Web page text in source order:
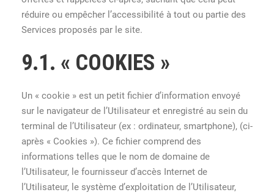
réduire ou empêcher l’accessibilité à tout ou partie des
Services proposés par le site.
9.1. « COOKIES »
Un « cookie » est un petit fichier d’information envoyé
sur le navigateur de l’Utilisateur et enregistré au sein du
terminal de l’Utilisateur (ex : ordinateur, smartphone), (ci-
après « Cookies »). Ce fichier comprend des
informations telles que le nom de domaine de
l’Utilisateur, le fournisseur d’accès Internet de
l’Utilisateur, le système d’exploitation de l’Utilisateur,